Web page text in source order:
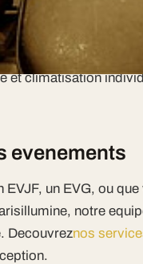
est equipe de bar
et climatisation
evenements
un EVG, ou
notre
Decouvreznos